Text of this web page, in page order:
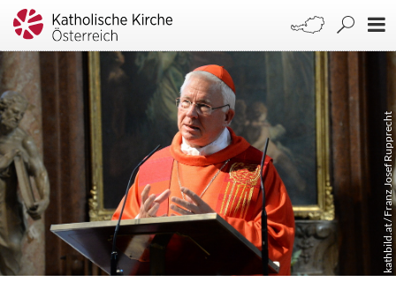
kathbild.at / Franz Josef Rupprecht